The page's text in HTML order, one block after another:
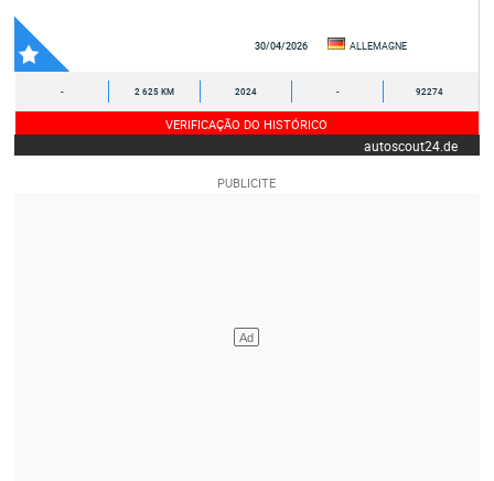
30/04/2026 ALLEMAGNE
- 2 625 KM 2024 - 92274
VERIFICAÇÃO DO HISTÓRICO
autoscout24.de